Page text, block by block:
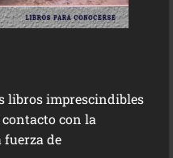
libros imprescindibles
con la
fuerza de